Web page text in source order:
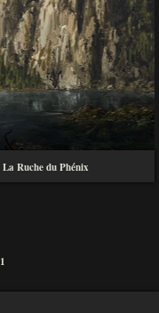
La Ruche du Phénix
1